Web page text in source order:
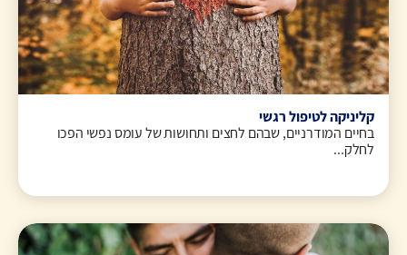
קליניקה לטיפול רגשי
בחיים המודרניים, שבהם לחצים ותחושות של עומס נפשי הפכו
לחלק...